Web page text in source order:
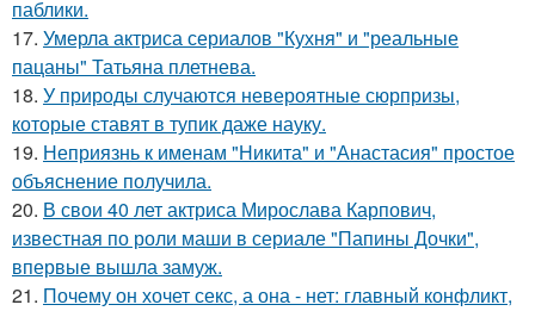
паблики.
17. Умерла актриса сериалов "Кухня" и "реальные
пацаны" Татьяна плетнева.
18. У природы случаются невероятные сюрпризы,
которые ставят в тупик даже науку.
19. Неприязнь к именам "Никита" и "Анастасия" простое
объяснение получила.
20. В свои 40 лет актриса Мирослава Карпович,
известная по роли маши в сериале "Папины Дочки",
впервые вышла замуж.
21. Почему он хочет секс, а она - нет: главный конфликт,